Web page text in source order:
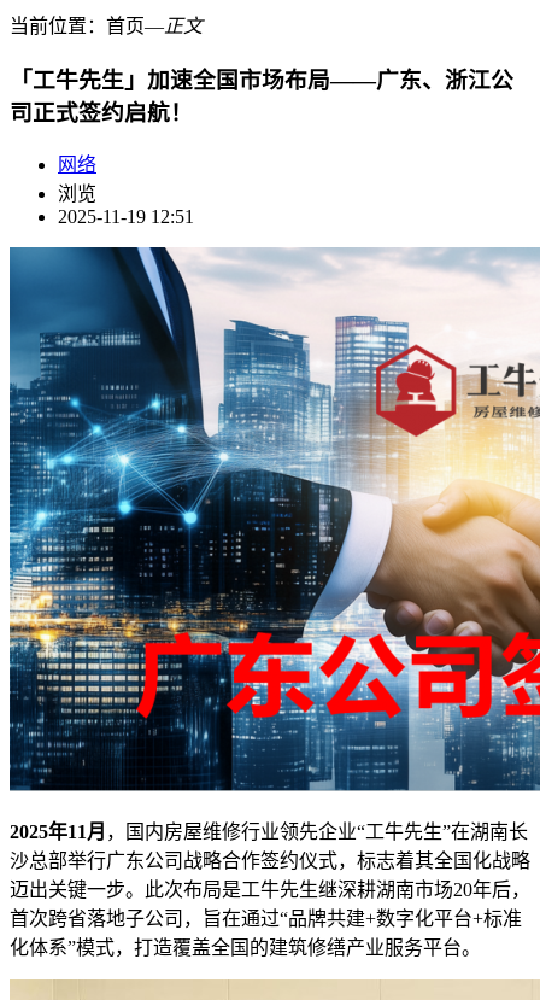
当前位置： 首页―正文
「工牛先生」加速全国市场布局——广东、浙江公
司正式签约启航！
网络
浏览
2025-11-19 12:51
2025年11月 ，国内房屋维修行业领先企业“工牛先生”在湖南长
沙总部举行广东公司战略合作签约仪式，标志着其全国化战略
迈出关键一步。此次布局是工牛先生继深耕湖南市场20年后，
首次跨省落地子公司，旨在通过“品牌共建+数字化平台+标准
化体系”模式，打造覆盖全国的建筑修缮产业服务平台。